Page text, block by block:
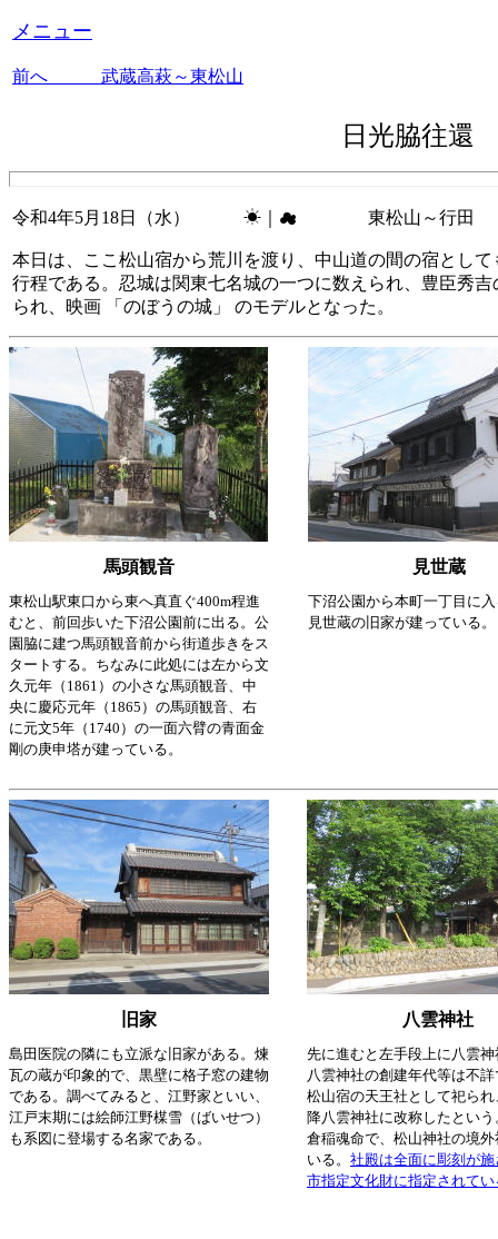
メニュー
前へ 武蔵高萩～東松山
日光脇往
令和4年5月18日（水） ☀｜☁ 東松山～行田
本日は、ここ松山宿から荒川を渡り、中山道の間の宿とし
行程である。忍城は関東七名城の一つに数えられ、豊臣秀
られ、映画 「のぼうの城」 のモデルとなった。
馬頭観音 見世蔵
東松山駅東口から東へ真直ぐ400m程進
むと、前回歩いた下沼公園前に出る。公
園脇に建つ馬頭観音前から街道歩きをス
タートする。ちなみに此処には左から文
久元年（1861）の小さな馬頭観音、中
央に慶応元年（1865）の馬頭観音、右
に元文5年（1740）の一面六臂の青面金
剛の庚申塔が建っている。
下沼公園から本町一丁目に
見世蔵の旧家が建っている。
旧家 八雲神社
島田医院の隣にも立派な旧家がある。煉
瓦の蔵が印象的で、黒壁に格子窓の建物
である。調べてみると、江野家といい、
江戸末期には絵師江野楳雪（ばいせつ）
も系図に登場する名家である。
先に進むと左手段上に八雲
八雲神社の創建年代等は不
松山宿の天王社として祀ら
降八雲神社に改称したとい
倉稲魂命で、松山神社の境
いる。 社殿は全面に彫刻が
市指定文化財に指定されてい